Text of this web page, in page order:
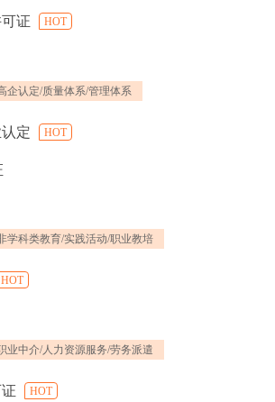
证 HOT
企认定/质量体系/管理体系
定 HOT
学科类教育/实践活动/职业教培
HOT
业中介/人力资源服务/劳务派遣
HOT